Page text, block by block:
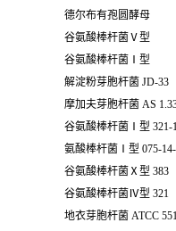
德尔布有孢圆酵母
谷氨酸棒杆菌Ⅴ型
谷氨酸棒杆菌Ⅰ型
解淀粉芽胞杆菌 JD-33
摩加夫芽胞杆菌 AS
谷氨酸棒杆菌Ⅰ型 321-
氨酸棒杆菌Ⅰ型 075-
谷氨酸棒杆菌Ⅹ型 383
谷氨酸棒杆菌Ⅳ型 321
地衣芽胞杆菌 ATCC